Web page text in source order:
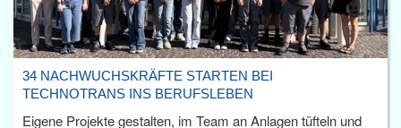
34 NACHWUCHSKRÄFTE STARTEN BEI
TECHNOTRANS INS BERUFSLEBEN
Eigene Projekte gestalten, im Team an Anlagen tüfteln und